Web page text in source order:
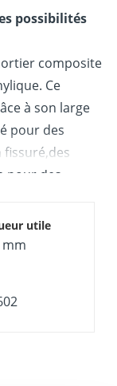
possibilités
composite
Ce
à son large
pour des
pour des
mortier
des
en outre,
de
mm